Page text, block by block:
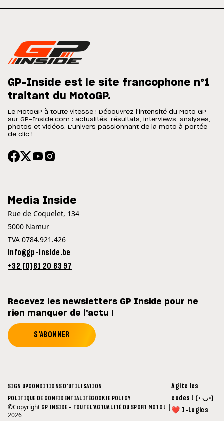
GP-Inside est le site francophone n°1
traitant du MotoGP.
Le MotoGP à toute vitesse ! Découvrez l'intensité du Moto GP
sur GP-Inside.com : actualités, résultats, interviews, analyses,
photos et vidéos. L'univers passionnant de la moto à portée
de clic !
Media Inside
Rue de Coquelet, 134
5000 Namur
TVA 0784.921.426
info@gp-inside.be
+32 (0)81 20 83 97
Recevez les newsletters GP Inside pour ne
rien manquer de l'actu !
S'ABONNER
SIGN UPCONDITIONS D'UTILISATION
POLITIQUE DE CONFIDENTIALITÉCOOKIE POLICY
©Copyright GP INSIDE - TOUTE L'ACTUALITÉ DU SPORT MOTO ! |
2026
Agite les
codes ! (• ◡•)
❤ I-Logics